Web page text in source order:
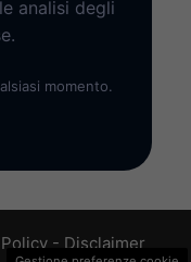
analisi degli
momento.
- Disclaimer